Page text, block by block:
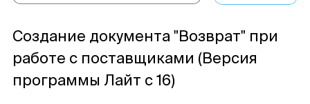
Создание документа "Возврат" при
работе с поставщиками (Версия
программы Лайт с 16)